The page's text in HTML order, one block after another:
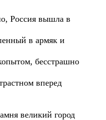
Россия вышла в
в армяк и
бесстрашно
вперед
великий город